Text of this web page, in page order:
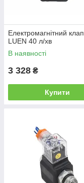
Електромагнітний
LUEN 40 л/хв
В наявності
3 328 ₴
Купити